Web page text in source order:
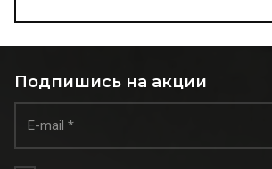
Подпишись на акции